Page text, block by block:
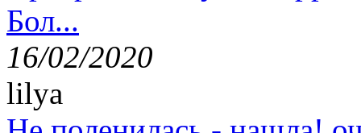
Бол...
16/02/2020
lilya